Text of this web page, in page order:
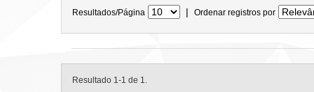
Resultados/Página | Ordenar registros por
Resultado 1-1 de 1.